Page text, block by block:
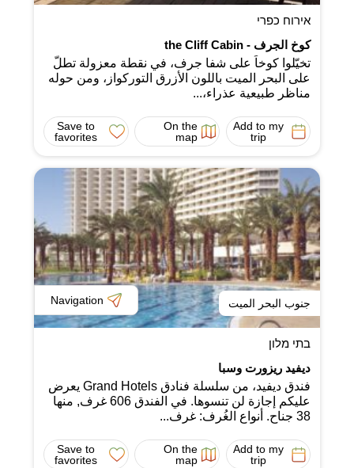
אירוח כפרי
كوخ الجرف - the Cliff Cabin
تخيّلوا كوخاً على شفا جرف، في نقطة معزولة تطلّ
على البحر الميت باللون الأزرق التوركواز، ومن حوله
مناظر طبيعية عذراء،...
Add to my
trip
On the
map
Save to
favorites
جنوب البحر الميت Navigation
בתי מלון
ديفيد ريزورت وسبا
فندق ديفيد، من سلسلة فنادق Grand Hotels يعرض
عليكم إجازة لن تنسوها. في الفندق 606 غرف, منها
38 جناح. أنواع الغُرف: غرف...
Add to my
trip
On the
map
Save to
favorites